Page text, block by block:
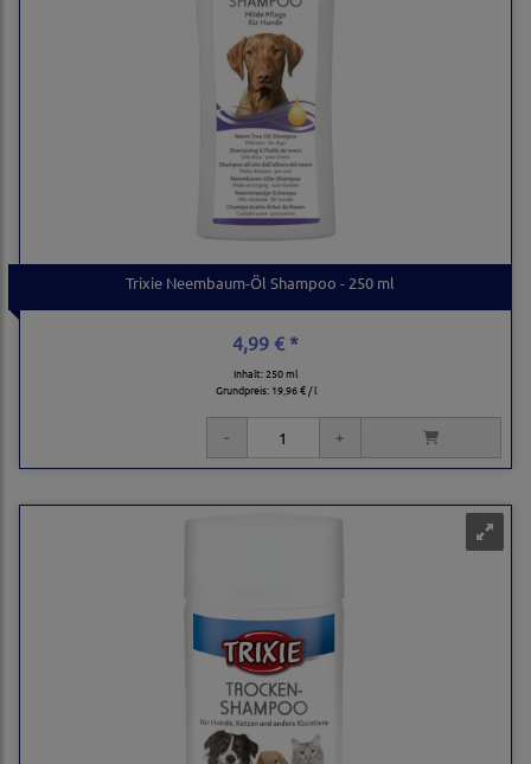
Trixie Neembaum-Öl Shampoo - 250 ml
4,99 € *
Inhalt: 250 ml
Grundpreis: 19,96 € / l